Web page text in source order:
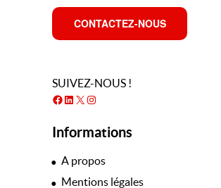
CONTACTEZ-NOUS
SUIVEZ-NOUS !
Facebook
LinkedIn
X Instagram
Informations
A propos
Mentions légales